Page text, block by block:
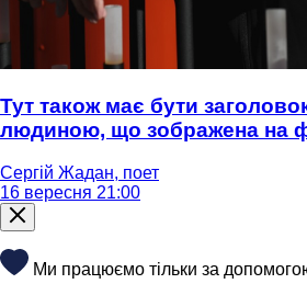
Тут також має бути
людиною, що зображена на
Сергій Жадан, поет
16 вересня 21:00
Ми працюємо тільки за